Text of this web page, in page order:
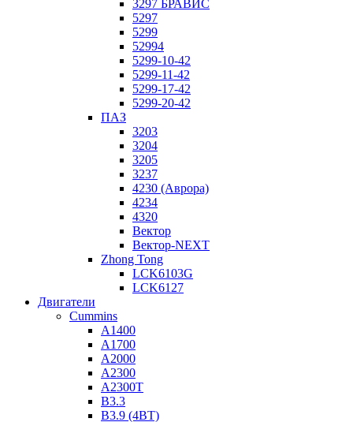
3297 БРАВИС
5297
5299
52994
5299-10-42
5299-11-42
5299-17-42
5299-20-42
ПАЗ
3203
3204
3205
3237
4230 (Аврора)
4234
4320
Вектор
Вектор-NEXT
Zhong Tong
LCK6103G
LCK6127
Двигатели
Cummins
A1400
A1700
A2000
A2300
A2300T
B3.3
B3.9 (4BT)